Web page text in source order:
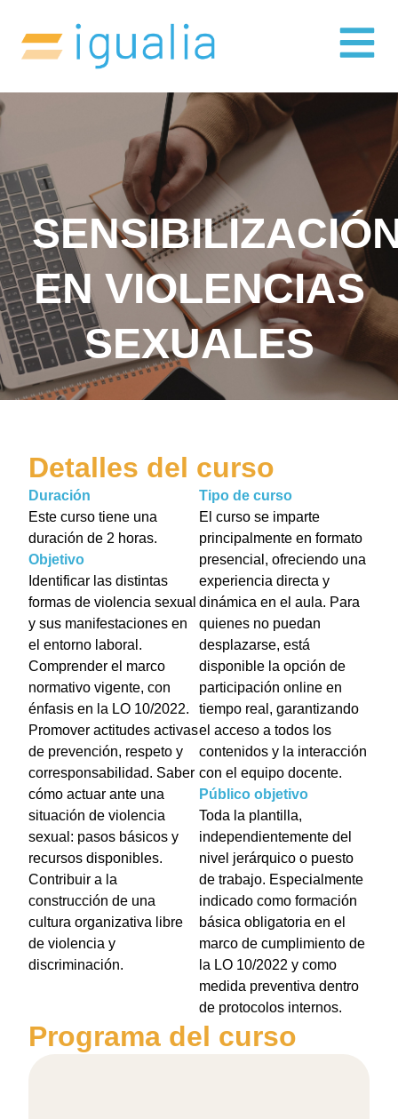
EN VIOLENCIAS
SEXUALES
Detalles del curso
Duración
Este curso tiene una
duración de 2 horas.
Objetivo
Identificar las distintas
formas de violencia sexual
y sus manifestaciones en
el entorno laboral.
Comprender el marco
normativo vigente, con
énfasis en la LO 10/2022.
Promover actitudes activas
de prevención, respeto y
corresponsabilidad. Saber
cómo actuar ante una
situación de violencia
sexual: pasos básicos y
recursos disponibles.
Contribuir a la
construcción de una
cultura organizativa libre
de violencia y
discriminación.
Tipo de curso
El curso se imparte
principalmente en formato
presencial, ofreciendo una
experiencia directa y
dinámica en el aula. Para
quienes no puedan
desplazarse, está
disponible la opción de
participación online en
tiempo real, garantizando
el acceso a todos los
contenidos y la interacción
con el equipo docente.
Público objetivo
Toda la plantilla,
independientemente del
nivel jerárquico o puesto
de trabajo. Especialmente
indicado como formación
básica obligatoria en el
marco de cumplimiento de
la LO 10/2022 y como
medida preventiva dentro
de protocolos internos.
Programa del curso